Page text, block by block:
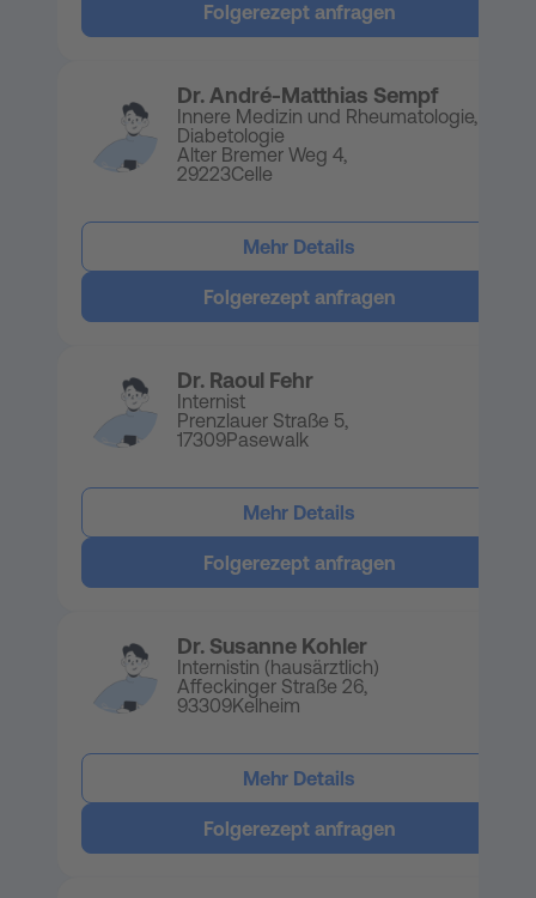
Folgerezept anfragen
Dr. André-Matthias Sempf
Innere Medizin und Rheumatologie,
Diabetologie
Alter Bremer Weg 4,
29223Celle
Mehr Details
Folgerezept anfragen
Dr. Raoul Fehr
Internist
Prenzlauer Straße 5,
17309Pasewalk
Mehr Details
Folgerezept anfragen
Dr. Susanne Kohler
Internistin (hausärztlich)
Affeckinger Straße 26,
93309Kelheim
Mehr Details
Folgerezept anfragen